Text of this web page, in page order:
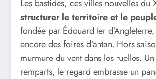
Les bastides, ces villes nouvelles du
structurer le territoire et le
fondée par Édouard Ier
encore des foires d’antan. Hors
murmure du vent dans les ruelles.
remparts, le regard embrasse un